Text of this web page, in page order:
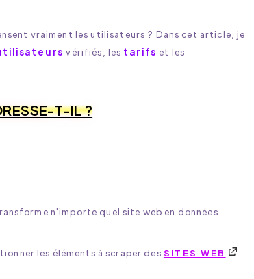
vraiment les utilisateurs ? Dans cet article, je
vérifiés, les tarifs et les
T-IL ?
n'importe quel site web en données
les éléments à scraper des SITES WEB